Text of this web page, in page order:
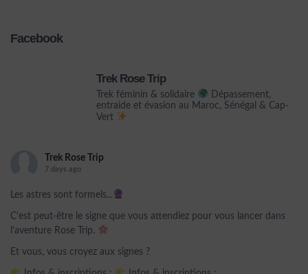
Facebook
Trek Rose Trip
Trek féminin & solidaire
Dépassement,
entraide et évasion au Maroc, Sénégal & Cap-
Vert
Trek Rose Trip
7 days ago
Les astres sont formels...
C’est peut-être le signe que vous attendiez pour vous lancer dans
l’aventure Rose Trip.
Et vous, vous croyez aux signes ?